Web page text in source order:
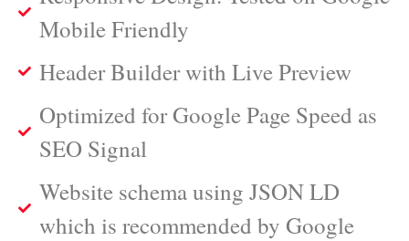
Mobile Friendly
Header Builder with Live Preview
Optimized for Google Page Speed as
SEO Signal
Website schema using JSON LD
which is recommended by Google